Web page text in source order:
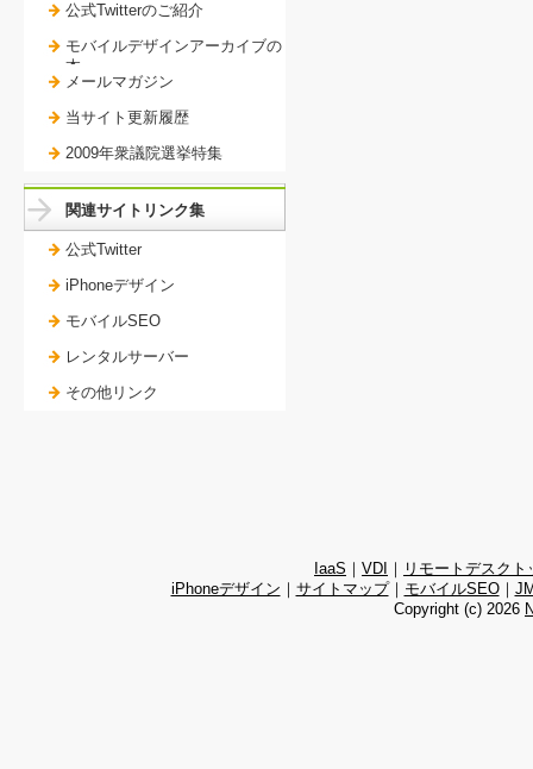
公式Twitterのご紹介
モバイルデザインアーカイブの
本。
メールマガジン
当サイト更新履歴
2009年衆議院選挙特集
関連サイトリンク集
公式Twitter
iPhoneデザイン
モバイルSEO
レンタルサーバー
その他リンク
IaaS ｜ VDI ｜ リモートデスクト
iPhoneデザイン ｜ サイトマップ｜ モバイルSEO｜
Copyright (c) 2026